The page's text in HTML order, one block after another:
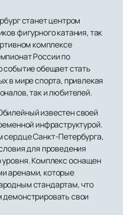
станет центром
фигурного катания, так
комплексе
России по
обещает стать
в мире спорта, привлекая
так и любителей.
известен своей
инфраструктурой.
Санкт-Петербурга,
для проведения
Комплекс оснащен
аренами, которые
стандартам, что
свои